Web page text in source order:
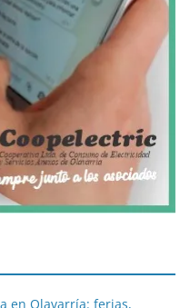
en Olavarría: ferias,